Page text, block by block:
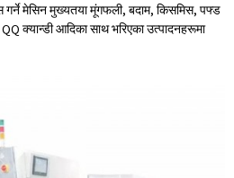
मेसिन मुख्यतया मूंगफली, बदाम, किसमिस, पफ्ड
क्यान्डी आदिका साथ भरिएका उत्पादनहरूमा